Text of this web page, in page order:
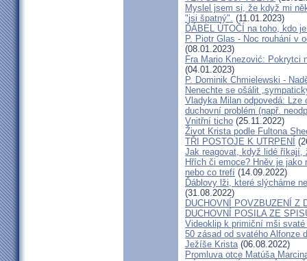
Myslel jsem si, že když mi
"jsi špatný". (11.01.2023)
ĎÁBEL ÚTOČÍ na toho, kdo
P. Piotr Glas - Noc rouhání v
(08.01.2023)
Fra Mario Knezović: Pokrytci
(04.01.2023)
P. Dominik Chmielewski -
Nenechte se ošálit
Vladyka Milan odpovedá: Lze
duchovní problém (např.
Vnitřní ticho (25.11.2022)
Život Krista podle Fultona
TŘI POSTOJE K UTRPENÍ
Jak reagovat, když lidé
Hřích či emoce? Hněv je
nebo co trefí (14.09.2022)
Ďáblovy lži, které slýcháme
(31.08.2022)
DUCHOVNÍ POVZBUZENÍ Z
DUCHOVNÍ POSILA ZE
Videoklip k primiční mši
50 zásad od svatého Alfonze
Ježíše Krista(06.08.2022)
Promluva otce Matúša